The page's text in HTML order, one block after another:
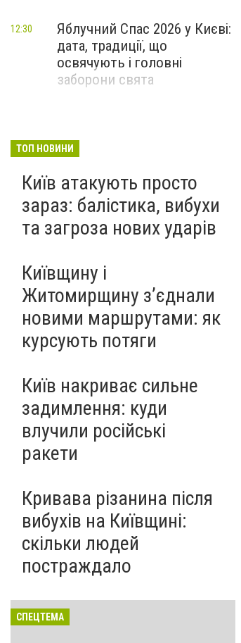
Яблучний Спас 2026 у Києві:
дата, традиції, що
освячують і головні
заборони свята
12:30
ТОП НОВИНИ
Київ атакують просто
зараз: балістика, вибухи
та загроза нових ударів
Київщину і
Житомирщину з’єднали
новими маршрутами: як
курсують потяги
Київ накриває сильне
задимлення: куди
влучили російські
ракети
Кривава різанина після
вибухів на Київщині:
скільки людей
постраждало
СПЕЦТЕМА